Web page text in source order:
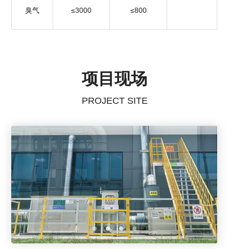
臭气 ≤3000 ≤800
项目现场
PROJECT SITE